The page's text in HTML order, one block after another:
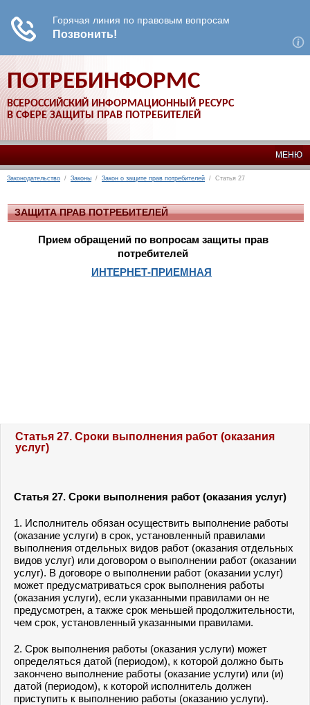
ПОТРЕБИНФОРМС
ВСЕРОССИЙСКИЙ ИНФОРМАЦИОННЫЙ РЕСУРС
В СФЕРЕ ЗАЩИТЫ ПРАВ ПОТРЕБИТЕЛЕЙ
МЕНЮ
Законодательство / Законы / Закон о защите прав потребителей / Статья 27
ЗАЩИТА ПРАВ ПОТРЕБИТЕЛЕЙ
Прием обращений по вопросам защиты прав
потребителей
ИНТЕРНЕТ-ПРИЕМНАЯ
Статья 27. Сроки выполнения работ (оказания
услуг)
Статья 27. Сроки выполнения работ (оказания услуг)
1. Исполнитель обязан осуществить выполнение работы
(оказание услуги) в срок, установленный правилами
выполнения отдельных видов работ (оказания отдельных
видов услуг) или договором о выполнении работ (оказании
услуг). В договоре о выполнении работ (оказании услуг)
может предусматриваться срок выполнения работы
(оказания услуги), если указанными правилами он не
предусмотрен, а также срок меньшей продолжительности,
чем срок, установленный указанными правилами.
2. Срок выполнения работы (оказания услуги) может
определяться датой (периодом), к которой должно быть
закончено выполнение работы (оказание услуги) или (и)
датой (периодом), к которой исполнитель должен
приступить к выполнению работы (оказанию услуги).